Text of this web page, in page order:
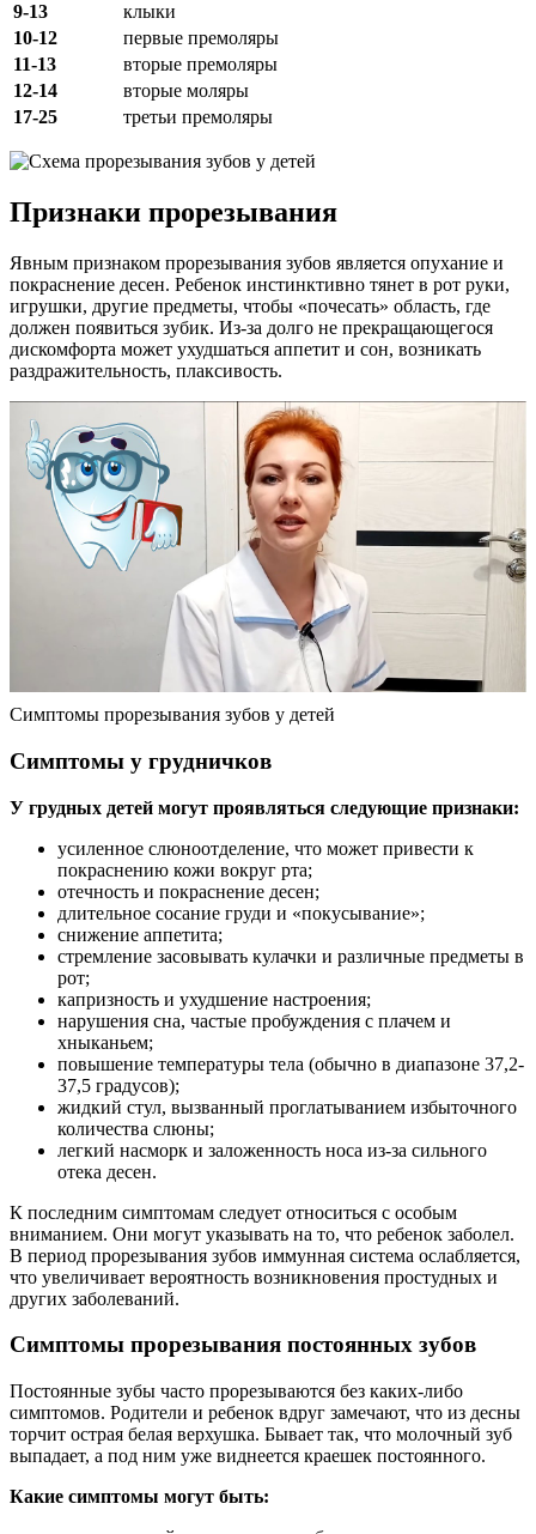
9-13
клыки
10-12
первые премоляры
11-13
вторые премоляры
12-14
вторые моляры
17-25
третьи премоляры
Признаки прорезывания
Явным признаком прорезывания зубов является опухание и
покраснение десен. Ребенок инстинктивно тянет в рот руки,
игрушки, другие предметы, чтобы «почесать» область, где
должен появиться зубик. Из-за долго не прекращающегося
дискомфорта может ухудшаться аппетит и сон, возникать
раздражительность, плаксивость.
Симптомы прорезывания зубов у детей
Симптомы у грудничков
У грудных детей могут проявляться следующие признаки:
усиленное слюноотделение, что может привести к
покраснению кожи вокруг рта;
отечность и покраснение десен;
длительное сосание груди и «покусывание»;
снижение аппетита;
стремление засовывать кулачки и различные предметы в
рот;
капризность и ухудшение настроения;
нарушения сна, частые пробуждения с плачем и
хныканьем;
повышение температуры тела (обычно в диапазоне 37,2-
37,5 градусов);
жидкий стул, вызванный проглатыванием избыточного
количества слюны;
легкий насморк и заложенность носа из-за сильного
отека десен.
К последним симптомам следует относиться с особым
вниманием. Они могут указывать на то, что ребенок заболел.
В период прорезывания зубов иммунная система ослабляется,
что увеличивает вероятность возникновения простудных и
других заболеваний.
Симптомы прорезывания постоянных зубов
Постоянные зубы часто прорезываются без каких-либо
симптомов. Родители и ребенок вдруг замечают, что из десны
торчит острая белая верхушка. Бывает так, что молочный зуб
выпадает, а под ним уже виднеется краешек постоянного.
Какие симптомы могут быть: